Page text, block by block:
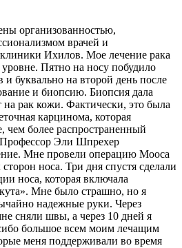
организованностью,
врачей и
Ихилов. Мое лечение рака
Пятно на носу побудило
и буквально на второй день после
и биопсию. Биопсия дала
на рак кожи. Фактически, это была
карцинома, которая
чем более распространенный
Профессор Эли Шпрехер
Мне провели операцию Мооса
носа. Три дня спустя сделали
носа, которая включала
Мне было страшно, но я
надежные руки. Через
сняли швы, а через 10 дней я
большое всем моим лечащим
меня поддерживали во время